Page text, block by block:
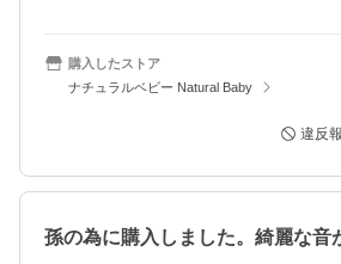
購入したストア
ナチュラルベビー Natural Baby
違反